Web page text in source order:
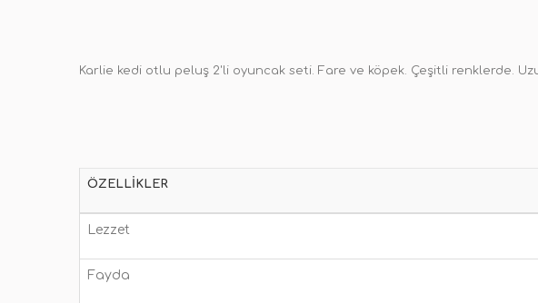
Karlie kedi otlu peluş 2'li oyuncak seti. Fare ve köpek. Çeşitli renklerde.
ÖZELLIKLER
Lezzet
Fayda